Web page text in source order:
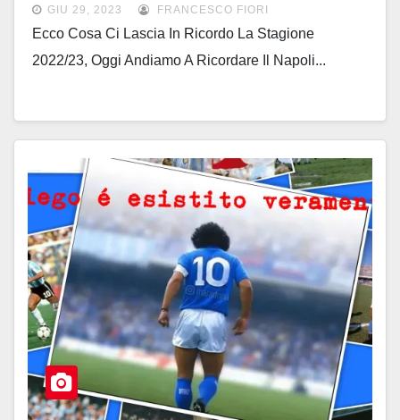
GIU 29, 2023 FRANCESCO FIORI
Ecco Cosa Ci Lascia In Ricordo La Stagione
2022/23, Oggi Andiamo A Ricordare Il Napoli...